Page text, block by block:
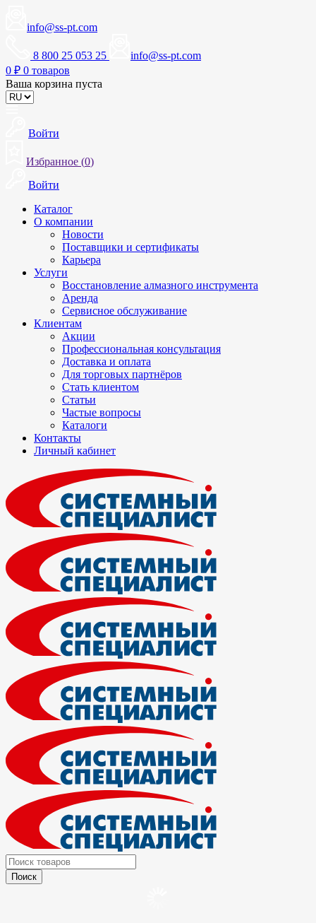
info@ss-pt.com
8 800 25 053 25
info@ss-pt.com
0 ₽ 0 товаров
Ваша корзина пуста
Войти
Избранное (0)
Войти
Каталог
О компании
Новости
Поставщики и сертификаты
Карьера
Услуги
Восстановление алмазного инструмента
Аренда
Сервисное обслуживание
Клиентам
Акции
Профессиональная консультация
Доставка и оплата
Для торговых партнёров
Стать клиентом
Статьи
Частые вопросы
Каталоги
Контакты
Личный кабинет